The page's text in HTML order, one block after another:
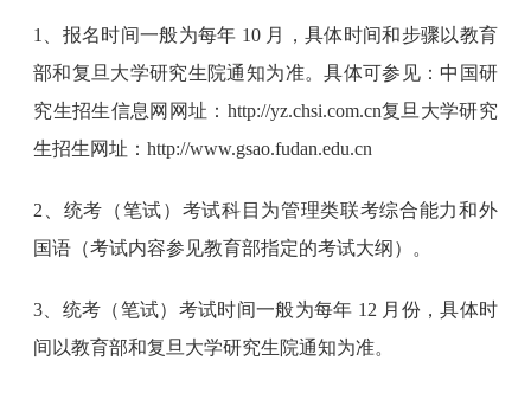
1、报名时间一般为每年 10 月，具体时间和步骤以教育
部和复旦大学研究生院通知为准。具体可参见：中国研
究生招生信息网网址：http://yz.chsi.com.cn复旦大学研究
生招生网址：http://www.gsao.fudan.edu.cn
2、统考（笔试）考试科目为管理类联考综合能力和外
国语（考试内容参见教育部指定的考试大纲）。
3、统考（笔试）考试时间一般为每年 12 月份，具体时
间以教育部和复旦大学研究生院通知为准。